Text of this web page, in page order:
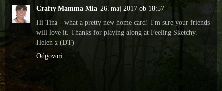
Crafty Mamma Mia 26. maj 2017 ob 18:57
Hi Tina - what a pretty new home card! I'm sure your friends
will love it. Thanks for playing along at Feeling Sketchy.
Helen x (DT)
Odgovori